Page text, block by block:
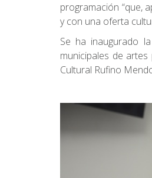
programación “que,
y con una oferta
Se ha inaugurado
municipales de
Cultural Rufino